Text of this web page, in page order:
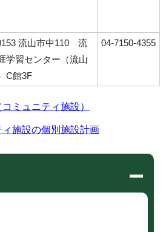
流山市中110 流
学習センター（流山
C館3F
04-7150-4355
ミュニティ施設）
施設の個別施設計画